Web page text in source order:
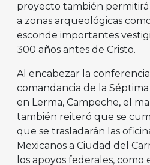
proyecto también
a zonas arqueológicas
esconde importantes
300 años antes de Cristo.
Al encabezar la
comandancia de la
en Lerma, Campeche, el
también reiteró que se
que se trasladarán las
Mexicanos a Ciudad del
los apoyos federales, como